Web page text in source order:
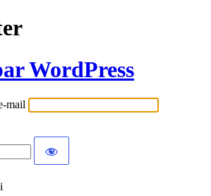
WordPress
mail